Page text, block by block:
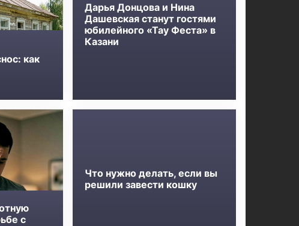
как
Дарья Донцова и Нина
Дашевская станут гостями
юбилейного «Тау Феста» в
Казани
с
Что нужно делать, если вы
решили завести кошку